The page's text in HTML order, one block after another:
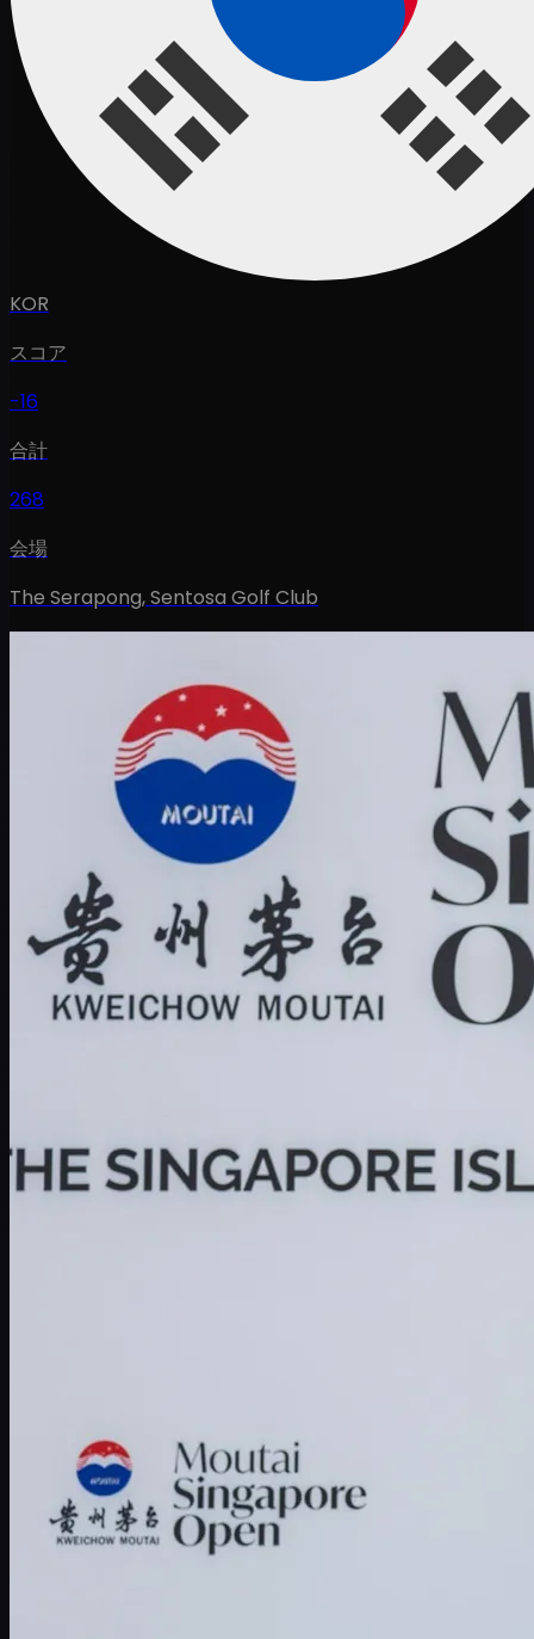
KOR
スコア
-16
合計
268
会場
The Serapong, Sentosa Golf Club